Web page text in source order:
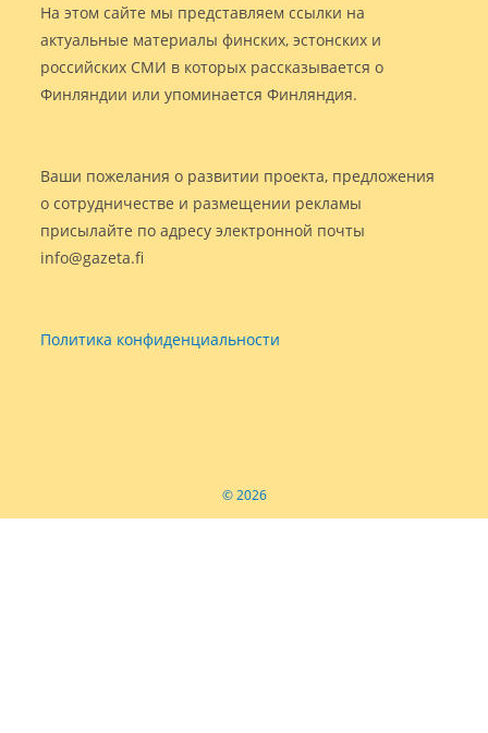
На этом сайте мы представляем ссылки на
актуальные материалы финских, эстонских и
российских СМИ в которых рассказывается о
Финляндии или упоминается Финляндия.
Ваши пожелания о развитии проекта, предложения
о сотрудничестве и размещении рекламы
присылайте по адресу электронной почты
info@gazeta.fi
Политика конфиденциальности
© 2026